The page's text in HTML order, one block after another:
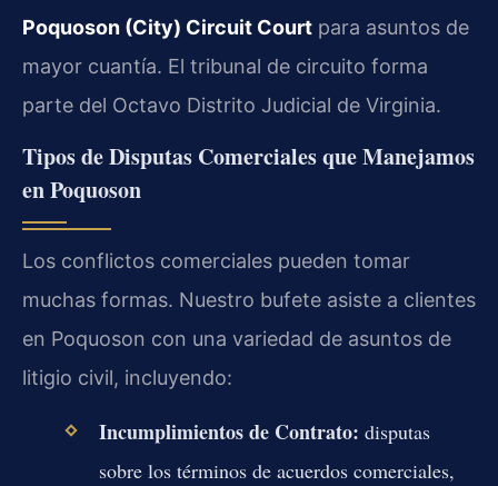
Poquoson (City) Circuit Court para asuntos de
mayor cuantía. El tribunal de circuito forma
parte del Octavo Distrito Judicial de Virginia.
Tipos de Disputas Comerciales que Manejamos
en Poquoson
Los conflictos comerciales pueden tomar
muchas formas. Nuestro bufete asiste a clientes
en Poquoson con una variedad de asuntos de
litigio civil, incluyendo:
Incumplimientos de Contrato: disputas
sobre los términos de acuerdos comerciales,